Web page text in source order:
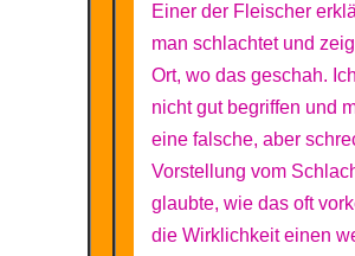
Einer der Fleischer
man schlachtet und
Ort, wo das geschah.
nicht gut begriffen und
eine falsche, aber
Vorstellung vom
glaubte, wie das oft
die Wirklichkeit einen